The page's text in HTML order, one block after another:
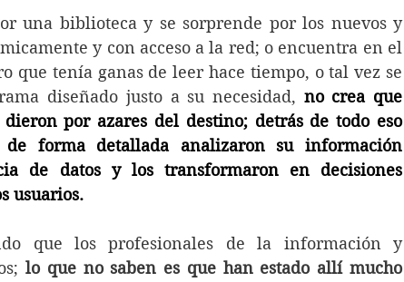
una biblioteca y se sorprende por los nuevos y
y con acceso a la red; o encuentra en el
que tenía ganas de leer hace tiempo, o tal vez se
diseñado justo a su necesidad, no crea que
por azares del destino; detrás de todo eso
de forma detallada analizaron su información
de datos y los transformaron en decisiones
usuarios.
que los profesionales de la información y
lo que no saben es que han estado allí mucho